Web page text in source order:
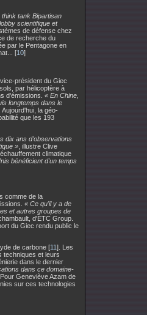
think tank Bipartisan
scientifique et
de défense chez
de recherche du
par le Pentagone en
[10]
président du Giec
par hélicoptère à
d'émissions. « En Chine,
longtemps dans le
Aujourd'hui, la géo-
que les 193
dix ans d'observations
» , illustre Clive
climatique
bénéficient d'un temps
comme de la
« Ce qu'il y a de
et autres groupes de
d'ETC Group.
du Giec rendu public le
de carbone [11]. Les
techniques et leurs
dans le dernier
dans ce domaine-
. Pour Geneviève Azam de
sur ces technologies